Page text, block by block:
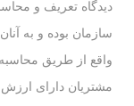
سازمان بوده و به
مشتریان دارای ارزش